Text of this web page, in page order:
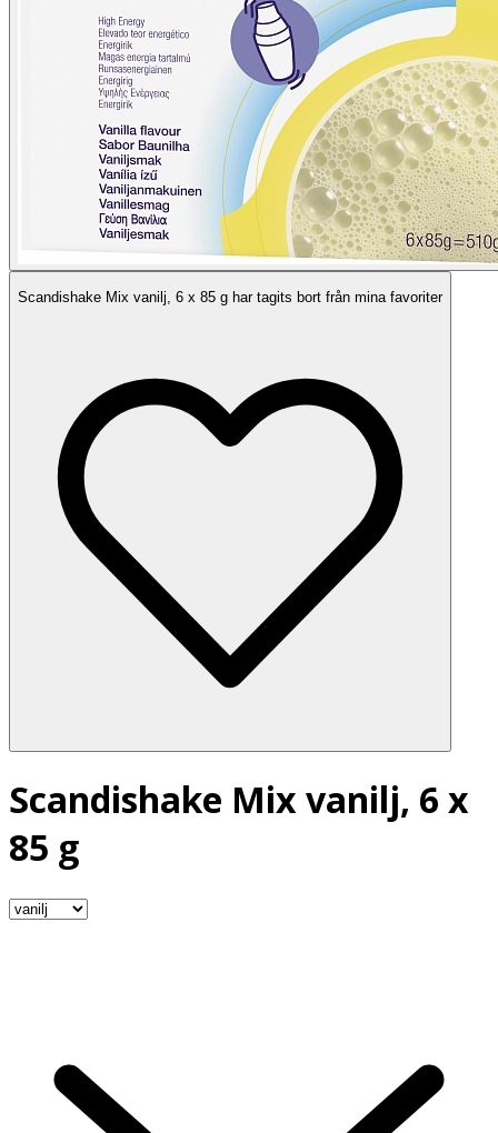
Scandishake Mix vanilj, 6 x 85 g har tagits bort från mina favoriter
Scandishake Mix vanilj, 6 x
85 g